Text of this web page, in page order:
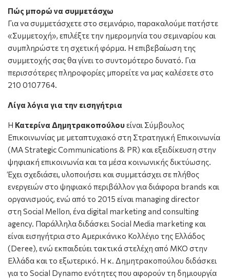
Πώς μπορώ να συμμετάσχω
Για να συμμετάσχετε στο σεμινάριο, παρακαλούμε πατήστε
«Συμμετοχή», επιλέξτε την ημερομηνία του σεμιναρίου και
συμπληρώστε τη σχετική φόρμα. Η επιβεβαίωση της
συμμετοχής σας θα γίνει το συντομότερο δυνατό. Για
περισσότερες πληροφορίες μπορείτε να μας καλέσετε στο
210 0107764.
Λίγα λόγια για την εισηγήτρια
Η Κατερίνα Δημητρακοπούλουείναι Σύμβουλος
Επικοινωνίας με μεταπτυχιακό στη Στρατηγική Επικοινωνία
(MA Strategic Communications & PR) και εξειδίκευση στην
ψηφιακή επικοινωνία και τα μέσα κοινωνικής δικτύωσης.
Έχει σχεδιάσει, υλοποιήσει και συμμετάσχει σε πλήθος
ενεργειών στο ψηφιακό περιβάλλον για διάφορα brands και
οργανισμούς, ενώ από το 2015 είναι managing director
στη Social Mellon, ένα digital marketing and consulting
agency. Παράλληλα διδάσκει Social Media marketing και
είναι εισηγήτρια στο Αμερικάνικο Κολλέγιο της Ελλάδος
(Deree), ενώ εκπαιδεύει τακτικά στελέχη από ΜΚΟ στην
Ελλάδα και το εξωτερικό. Η κ. Δημητρακοπούλου διδάσκει
για το Social Dynamo ενότητες που αφορούν τη δημιουργία